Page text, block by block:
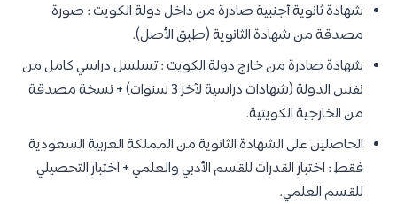
شهادة ثانوية أجنبية صادرة من داخل دولة الكويت : صورة
مصدقة من شهادة الثانوية (طبق الأصل).
شهادة صادرة من خارج دولة الكويت : تسلسل دراسي كامل من
نفس الدولة (شهادات دراسية لآخر 3 سنوات) + نسخة مصدقة
من الخارجية الكويتية.
الحاصلين على الشهادة الثانوية من المملكة العربية السعودية
فقط : اختبار القدرات للقسم الأدبي والعلمي + اختبار التحصيلي
للقسم العلمي.